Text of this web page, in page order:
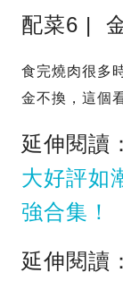
配菜6 |
食完燒肉很多
金不換，這個
延伸閱讀：
大好評如
強合集！
延伸閱讀：